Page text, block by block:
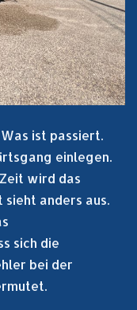
ist passiert.
einlegen.
wird das
anders aus.
sich die
bei der